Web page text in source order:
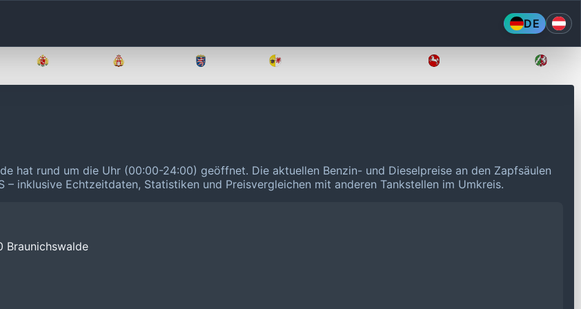
DE
hat rund um die Uhr (00:00-24:00) geöffnet. Die aktuellen Benzin- und Dieselpreise an den Zapfsäulen
– inklusive Echtzeitdaten, Statistiken und Preisvergleichen mit anderen Tankstellen im Umkreis.
Braunichswalde